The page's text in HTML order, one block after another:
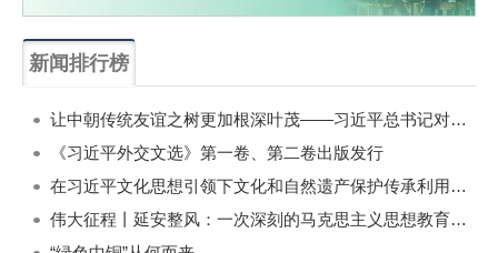
新闻排行榜
让中朝传统友谊之树更加根深叶茂——习近平总书记对朝鲜进行国事访问纪实
《习近平外交文选》第一卷、第二卷出版发行
在习近平文化思想引领下文化和自然遗产保护传承利用工作开创新局面
伟大征程丨延安整风：一次深刻的马克思主义思想教育运动